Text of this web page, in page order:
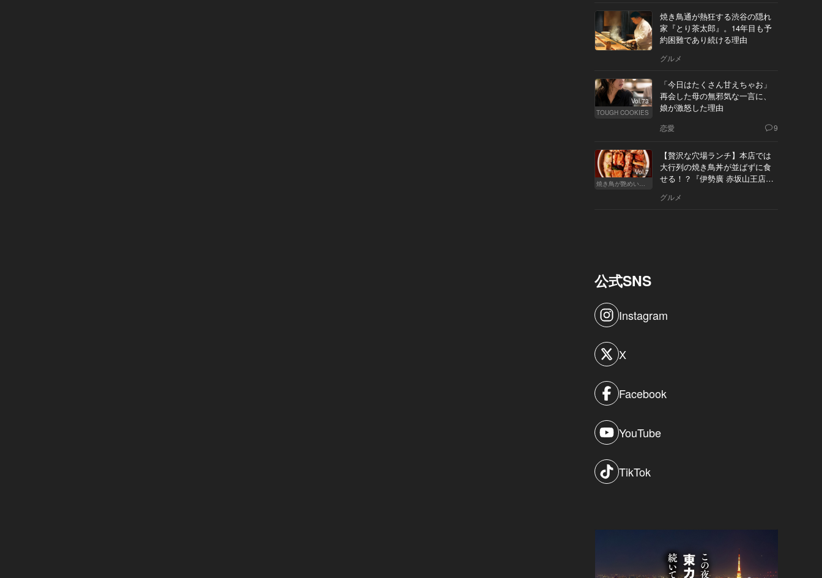
焼き鳥通が熱狂する渋谷の隠れ
家『とり茶太郎』。14年目も予
約困難であり続ける理由
グルメ
Vol.73
TOUGH COOKIES
「今日はたくさん甘えちゃお」
再会した母の無邪気な一言に、
娘が激怒した理由
恋愛 9
Vol.7
焼き鳥が艶めいてきた
【贅沢な穴場ランチ】本店では
大行列の焼き鳥丼が並ばずに食
せる！？『伊勢廣 赤坂山王店』
グルメ
公式SNS
Instagram
X
Facebook
YouTube
TikTok